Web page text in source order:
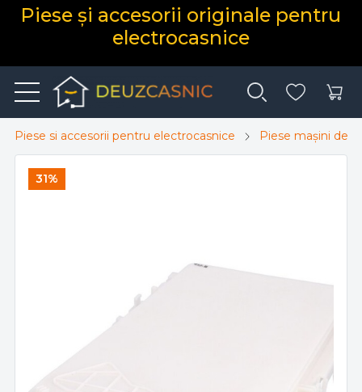
Piese și accesorii originale pentru
electrocasnice
Piese si accesorii pentru electrocasnice Piese mașini de
31%